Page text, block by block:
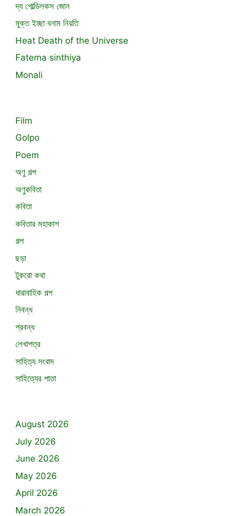
দ্য গোল্ডিলকস জোন
মুক্ত ইচ্ছা বনাম নিয়তি
Heat Death of the Universe
Fatema sinthiya
Monali
Film
Golpo
Poem
অণু গল্প
অণুকবিতা
কবিতা
কবিতার মহাকাশ
গল্প
ছড়া
টুকরো কথা
ধারাবাহিক গল্প
নিবন্ধ
প্রবন্ধ
লেখাপত্র
সাহিত্য সংবাদ
সাহিত্যের পাতা
August 2026
July 2026
June 2026
May 2026
April 2026
March 2026